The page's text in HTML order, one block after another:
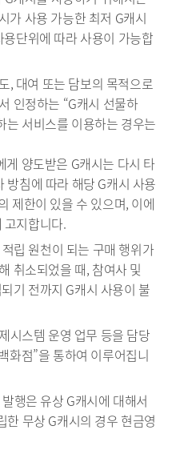
가 사용 가능한 최저 G캐시
단위에 따라 사용이 가능합
, 대여 또는 담보의 목적으로
인정하는 “G캐시 선물하
는 서비스를 이용하는 경우는
양도받은 G캐시는 다시 타
방침에 따라 해당 G캐시 사용
제한이 있을 수 있으며, 이에
고지합니다.
립 원천이 되는 구매 행위가
취소되었을 때, 참여사 및
기 전까지 G캐시 사용이 불
시스템 운영 업무 등을 담당
화점”을 통하여 이루어집니
행은 유상 G캐시에 대해서
무상 G캐시의 경우 현금영